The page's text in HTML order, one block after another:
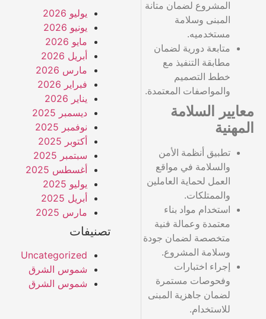
المشروع لضمان متانة
المبنى وسلامة
مستخدميه.
متابعة دورية لضمان
مطابقة التنفيذ مع
خطط التصميم
والمواصفات المعتمدة.
معايير السلامة
المهنية
تطبيق أنظمة الأمن
والسلامة في مواقع
العمل لحماية العاملين
والممتلكات.
استخدام مواد بناء
معتمدة وعمالة فنية
متخصصة لضمان جودة
وسلامة المشروع.
إجراء اختبارات
وفحوصات مستمرة
لضمان جاهزية المبنى
للاستخدام.
يوليو 2026
يونيو 2026
مايو 2026
أبريل 2026
مارس 2026
فبراير 2026
يناير 2026
ديسمبر 2025
نوفمبر 2025
أكتوبر 2025
سبتمبر 2025
أغسطس 2025
يوليو 2025
أبريل 2025
مارس 2025
تصنيفات
Uncategorized
شموس الشرق
شموس الشرق